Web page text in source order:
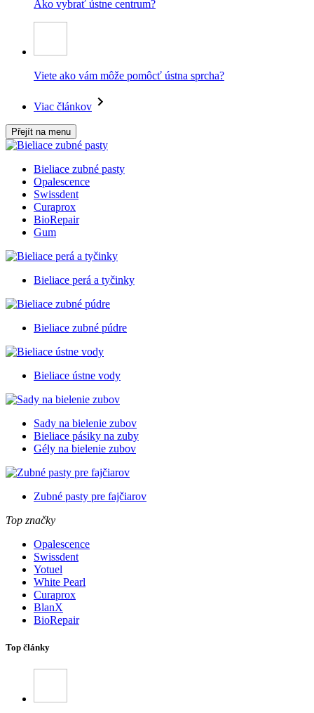
Ako vybrať ústne centrum?
Viete ako vám môže pomôcť ústna sprcha?
Viac článkov
Přejít na menu
Bieliace zubné pasty
Opalescence
Swissdent
Curaprox
BioRepair
Gum
Bieliace perá a tyčinky
Bieliace zubné púdre
Bieliace ústne vody
Sady na bielenie zubov
Bieliace pásiky na zuby
Gély na bielenie zubov
Zubné pasty pre fajčiarov
Top značky
Opalescence
Swissdent
Yotuel
White Pearl
Curaprox
BlanX
BioRepair
Top články